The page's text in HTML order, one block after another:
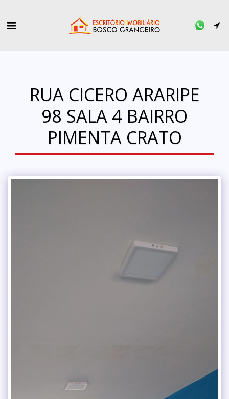
RUA CICERO ARARIPE
98 SALA 4 BAIRRO
PIMENTA CRATO